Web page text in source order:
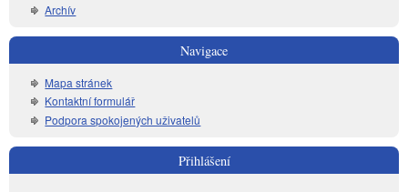
Archív
Navigace
Mapa stránek
Kontaktní formulář
Podpora spokojených uživatelů
Přihlášení